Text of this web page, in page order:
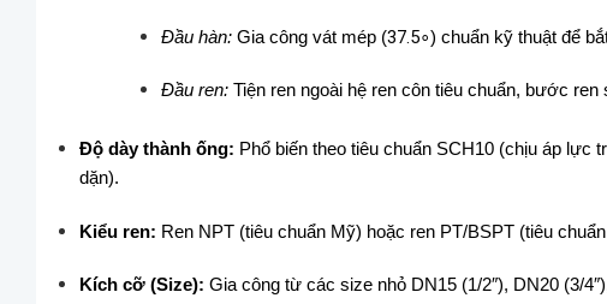
Đầu hàn:Gia công vát mép (37.5∘) chuẩn kỹ thuật để
Đầu ren:Tiện ren ngoài hệ ren côn tiêu chuẩn, bước ren
Độ dày thành ống: Phổ biến theo tiêu chuẩn SCH10 (chịu áp lực
dặn).
Kiểu ren: Ren NPT (tiêu chuẩn Mỹ) hoặc ren PT/BSPT (tiêu
Kích cỡ (Size): Gia công từ các size nhỏ DN15 (1/2″), DN20 (3/